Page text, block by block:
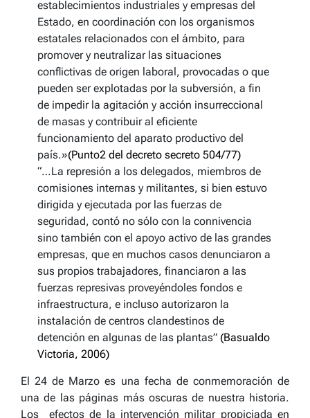
establecimientos industriales y empresas del
Estado, en coordinación con los organismos
estatales relacionados con el ámbito, para
promover y neutralizar las situaciones
conflictivas de origen laboral, provocadas o que
pueden ser explotadas por la subversión, a fin
de impedir la agitación y acción insurreccional
de masas y contribuir al eficiente
funcionamiento del aparato productivo del
país.»(Punto2 del decreto secreto 504/77)
“…La represión a los delegados, miembros de
comisiones internas y militantes, si bien estuvo
dirigida y ejecutada por las fuerzas de
seguridad, contó no sólo con la connivencia
sino también con el apoyo activo de las grandes
empresas, que en muchos casos denunciaron a
sus propios trabajadores, financiaron a las
fuerzas represivas proveyéndoles fondos e
infraestructura, e incluso autorizaron la
instalación de centros clandestinos de
detención en algunas de las plantas” (Basualdo
Victoria, 2006)
El 24 de Marzo es una fecha de conmemoración de
una de las páginas más oscuras de nuestra historia.
Los efectos de la intervención militar propiciada en